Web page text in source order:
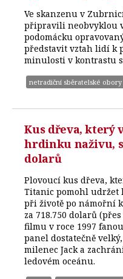
Ve skanzenu v
připravili neobvyklou
podomácku
představit vztah lidí k
minulosti v kontrastu
netradiční sběratelské obory
Kus dřeva, který
hrdinku naživu,
dolarů
Plovoucí kus dřeva,
Titanic pomohl udržet
při životě po námořní
za 718.750 dolarů
filmu v roce 1997
panel dostatečně
milenec Jack a
ledovém oceánu.